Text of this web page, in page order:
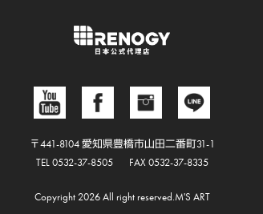
〒441-8104 愛知県豊橋市山田二番町31-1
TEL 0532-37-8505
FAX 0532-37-8335
Copyright 2026 All right reserved.M'S ART